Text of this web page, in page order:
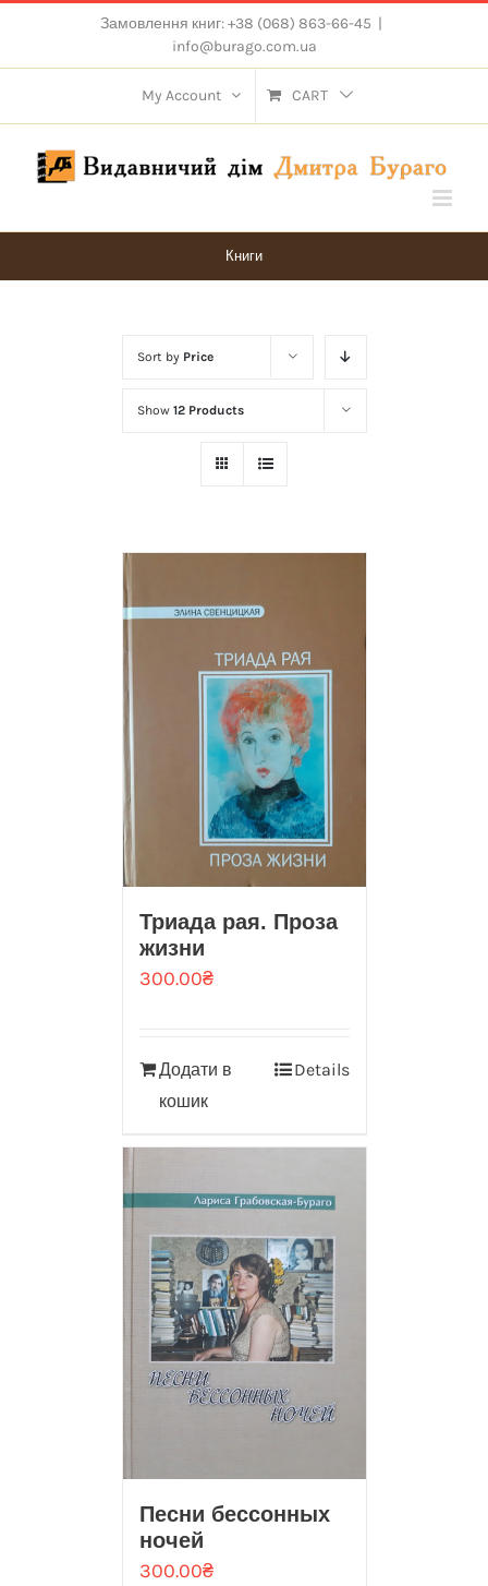
content
Замовлення книг: +38 (068) 863-66-45 |
info@burago.com.ua
My Account CART
Книги
Sort by Price
Show 12 Products
Триада рая. Проза
жизни
300.00₴
Додати в
кошик
Details
Песни бессонных
ночей
300.00₴